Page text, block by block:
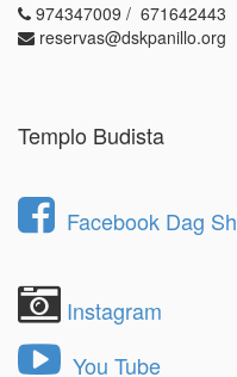
974347009 / 671642443
reservas@dskpanillo.org
Templo Budista
Facebook Dag
Instagram
You Tube